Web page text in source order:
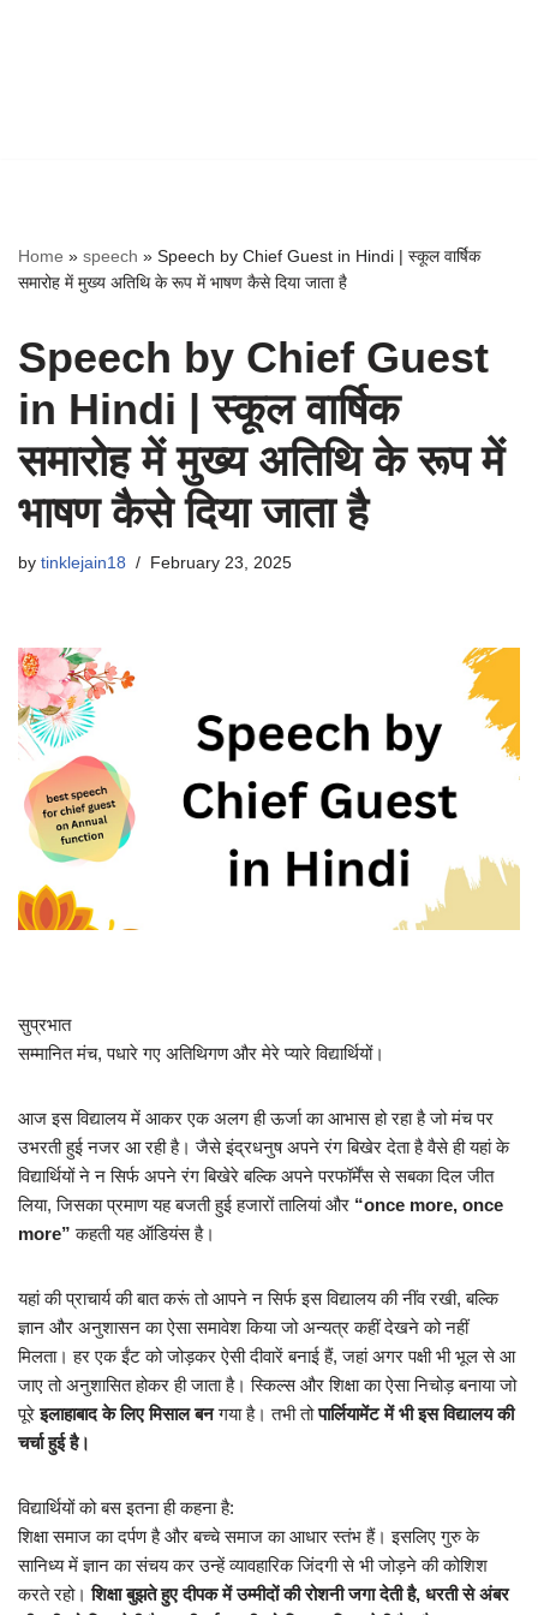
Home » speech » Speech by Chief Guest in Hindi | स्कूल वार्षिक
समारोह में मुख्य अतिथि के रूप में भाषण कैसे दिया जाता है
Speech by Chief Guest
in Hindi | स्कूल वार्षिक
समारोह में मुख्य अतिथि के रूप में
भाषण कैसे दिया जाता है
by tinklejain18 February 23, 2025
सुप्रभात
सम्मानित मंच, पधारे गए अतिथिगण और मेरे प्यारे विद्यार्थियों।
आज इस विद्यालय में आकर एक अलग ही ऊर्जा का आभास हो रहा है जो मंच पर
उभरती हुई नजर आ रही है। जैसे इंद्रधनुष अपने रंग बिखेर देता है वैसे ही यहां के
विद्यार्थियों ने न सिर्फ अपने रंग बिखेरे बल्कि अपने परफॉर्मेंस से सबका दिल जीत
लिया, जिसका प्रमाण यह बजती हुई हजारों तालियां और “once more, once
more” कहती यह ऑडियंस है।
यहां की प्राचार्य की बात करूं तो आपने न सिर्फ इस विद्यालय की नींव रखी, बल्कि
ज्ञान और अनुशासन का ऐसा समावेश किया जो अन्यत्र कहीं देखने को नहीं
मिलता। हर एक ईंट को जोड़कर ऐसी दीवारें बनाई हैं, जहां अगर पक्षी भी भूल से आ
जाए तो अनुशासित होकर ही जाता है। स्किल्स और शिक्षा का ऐसा निचोड़ बनाया जो
पूरेइलाहाबाद के लिए मिसाल बनगया है। तभी तोपार्लियामेंट में भी इस विद्यालय की
चर्चा हुई है।
विद्यार्थियों को बस इतना ही कहना है:
शिक्षा समाज का दर्पण है और बच्चे समाज का आधार स्तंभ हैं। इसलिए गुरु के
सानिध्य में ज्ञान का संचय कर उन्हें व्यावहारिक जिंदगी से भी जोड़ने की कोशिश
करते रहो।शिक्षा बुझते हुए दीपक में उम्मीदों की रोशनी जगा देती है, धरती से अंबर